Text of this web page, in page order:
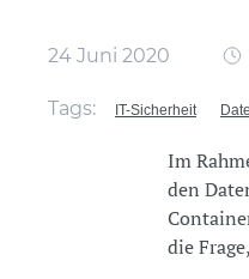
24 Juni 2020
Tags: IT-Sicherheit
Im
den
die